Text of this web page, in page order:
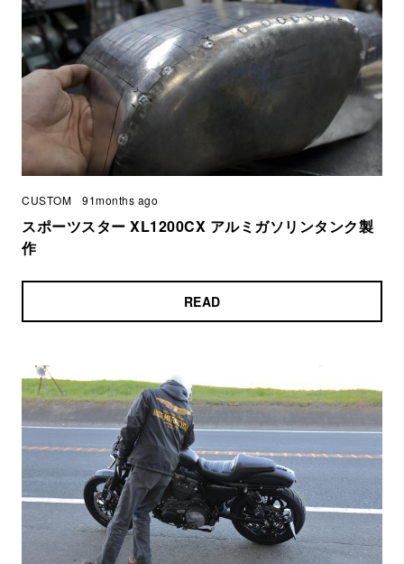
CUSTOM 91months ago
スポーツスター XL1200CX アルミガソリンタンク製
作
READ